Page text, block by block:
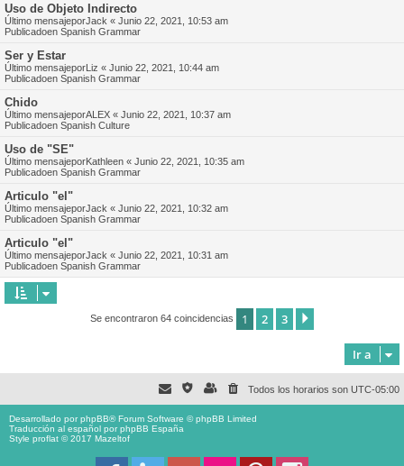
Uso de Objeto Indirecto
Último mensajeporJack « Junio 22, 2021, 10:53 am
Publicadoen Spanish Grammar
Ser y Estar
Último mensajeporLiz « Junio 22, 2021, 10:44 am
Publicadoen Spanish Grammar
Chido
Último mensajeporALEX « Junio 22, 2021, 10:37 am
Publicadoen Spanish Culture
Uso de "SE"
Último mensajeporKathleen « Junio 22, 2021, 10:35 am
Publicadoen Spanish Grammar
Articulo "el"
Último mensajeporJack « Junio 22, 2021, 10:32 am
Publicadoen Spanish Grammar
Articulo "el"
Último mensajeporJack « Junio 22, 2021, 10:31 am
Publicadoen Spanish Grammar
Se encontraron 64 coincidencias 1 2 3
Ir a
Todos los horarios son UTC-05:00
Desarrollado porphpBB® Forum Software © phpBB Limited
Traducción al español porphpBB España
Style proflat © 2017 Mazeltof